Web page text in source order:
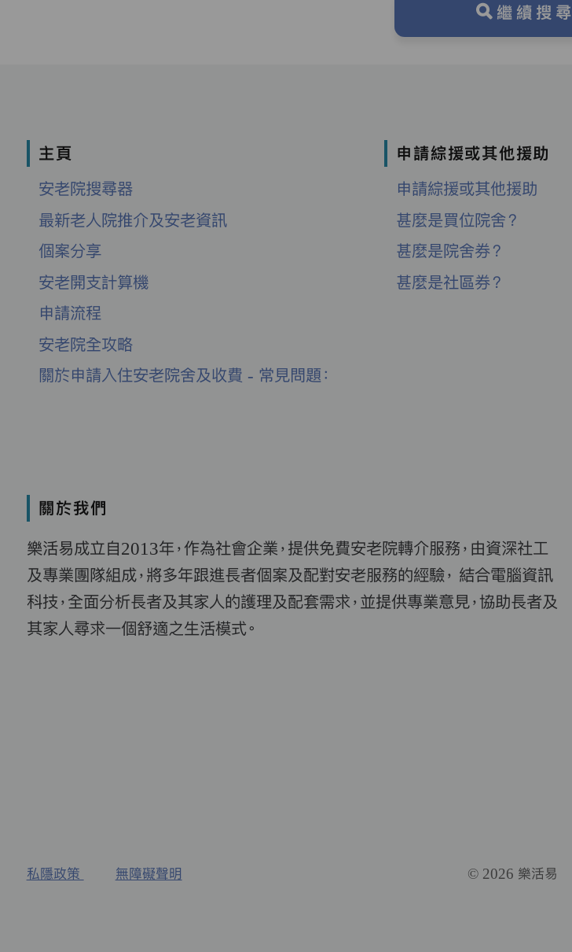
繼續搜尋
主頁
安老院搜尋器
最新老人院推介及安老資訊
個案分享
安老開支計算機
申請流程
安老院全攻略
關於申請入住安老院舍及收費 - 常見問題：
申請綜援或其他援助
申請綜援或其他援助
甚麼是買位院舍？
甚麼是院舍券？
甚麼是社區券？
關於我們
樂活易成立自2013年，作為社會企業，提供免費安老院轉介服務，由資深社工
及專業團隊組成，將多年跟進長者個案及配對安老服務的經驗， 結合電腦資訊
科技，全面分析長者及其家人的護理及配套需求，並提供專業意見，協助長者及
其家人尋求一個舒適之生活模式。
私隱政策 無障礙聲明 © 2026 樂活易